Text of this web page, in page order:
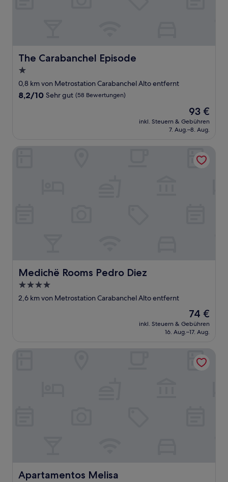
The Carabanchel Episode
The Carabanchel Episode
1.0-
Stern-
Unterkunft
0,8 km von Metrostation Carabanchel Alto entfernt
8.2
Bewertungen)
8,2/10 Sehr gut (58 Bewertungen)
Der
Preis
beträgt
93 €
inkl. Steuern & Gebühren
7. Aug.–8. Aug.
Medichë Rooms Pedro Diez
Medichë Rooms Pedro Diez
4.0-
Sterne-
2,6 km von Metrostation Carabanchel Alto entfernt
Der
Preis
beträgt
74 €
inkl. Steuern & Gebühren
16. Aug.–17. Aug.
Apartamentos Melisa
Apartamentos Melisa